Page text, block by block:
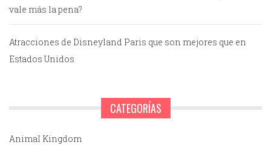
vale más la pena?
Atracciones de Disneyland Paris que son mejores que en
Estados Unidos
CATEGORÍAS
Animal Kingdom